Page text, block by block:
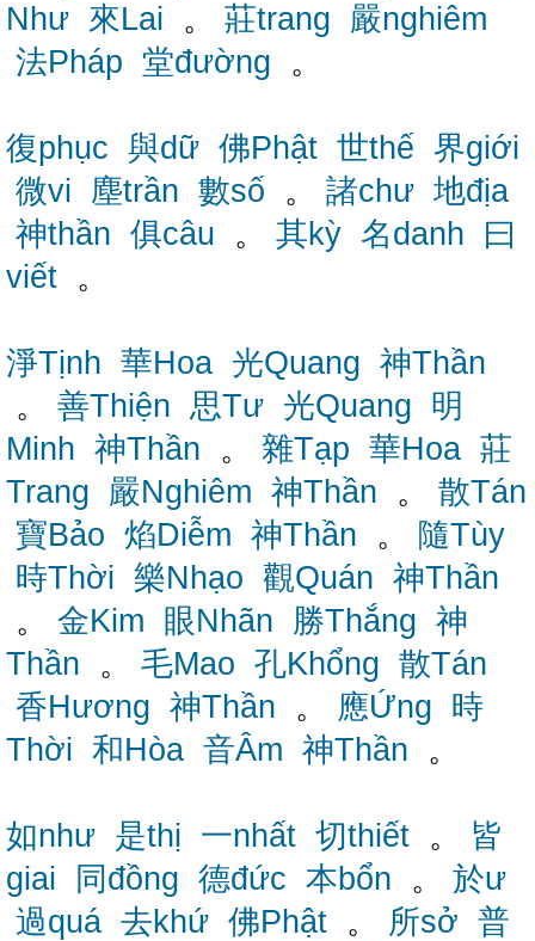
Như 來Lai 。 莊trang
嚴nghiêm
法Pháp 堂đường 。
復phục 與dữ 佛Phật 世thế 界giới
微vi 塵trần 數số 。 諸chư 地địa
神thần 俱câu 。 其kỳ 名danh
曰
viết 。
淨Tịnh 華Hoa 光Quang 神Thần
。 善Thiện 思Tư 光Quang 明
Minh 神Thần 。 雜Tạp 華Hoa 莊
Trang
嚴Nghiêm 神Thần 。 散Tán
寶Bảo 焰Diễm 神Thần 。 隨Tùy
時Thời 樂Nhạo 觀Quán 神Thần
。 金Kim 眼Nhãn 勝Thắng 神
Thần 。 毛Mao 孔Khổng 散Tán
香Hương 神Thần 。 應Ứng 時
Thời 和Hòa 音Âm 神Thần 。
如như 是thị 一nhất 切thiết 。 皆
giai
同đồng 德đức 本bổn 。 於ư
過quá 去khứ 佛Phật 。 所sở 普